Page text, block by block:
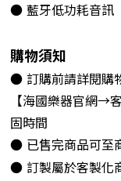
● 藍牙低功耗音訊
購物須知
● 訂購前請詳閱購
【海國樂器官網→
固時間
● 已售完商品可至
● 訂製屬於客製化